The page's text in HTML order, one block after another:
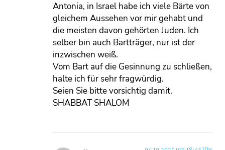
Antonia, in Israel habe ich viele Bärte von
gleichem Aussehen vor mir gehabt und
die meisten davon gehörten Juden. Ich
selber bin auch Bartträger, nur ist der
inzwischen weiß.
Vom Bart auf die Gesinnung zu schließen,
halte ich für sehr fragwürdig.
Seien Sie bitte vorsichtig damit.
SHABBAT SHALOM